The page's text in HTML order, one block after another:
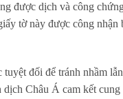
được dịch và công
tờ này được công nhận
đối để tránh nhầm
Châu Á cam kết